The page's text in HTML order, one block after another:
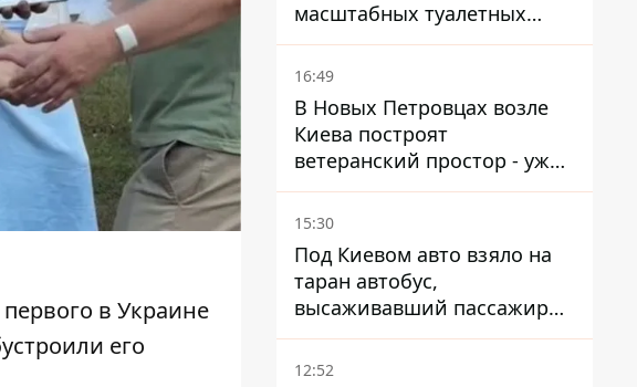
в Украине
его
масштабных туалетных
схем с фиктивным домом
16:49
В Новых Петровцах возле
Киева построят
ветеранский простор - уже
нашли проектанта
15:30
Под Киевом авто взяло на
таран автобус,
высаживавший пассажиров
на остановке - пассажир в
больнице
12:52